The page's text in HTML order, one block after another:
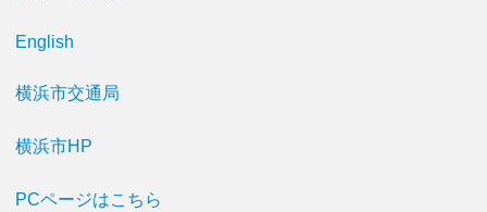
English
横浜市交通局
横浜市HP
PCページはこちら